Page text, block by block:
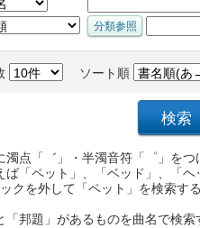
ソート順
濁点「゛」・半濁音符「゜」を
ば「ペット」、「ベッド」、「
ックを外して「ペット」を検索
「邦題」があるものを曲名で検